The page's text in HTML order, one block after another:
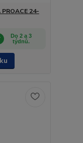
24-
Do 2 a 3
týdnů.